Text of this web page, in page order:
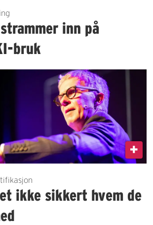
inn på
bruk
ikke sikkert hvem de